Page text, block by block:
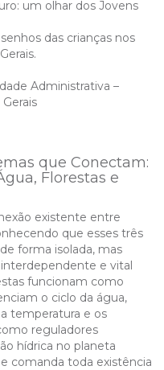
um olhar dos Jovens
das crianças nos
Administrativa –
que Conectam:
Florestas e
existente entre
que esses três
forma isolada, mas
e vital
funcionam como
o ciclo da água,
temperatura e os
reguladores
hídrica no planeta
comanda toda existência